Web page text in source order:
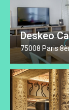
Deskeo
75008 Paris